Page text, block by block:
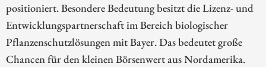
positioniert. Besondere Bedeutung besitzt die Lizenz- und
Entwicklungspartnerschaft im Bereich biologischer
Pflanzenschutzlösungen mit Bayer. Das bedeutet große
Chancen für den kleinen Börsenwert aus Nordamerika.